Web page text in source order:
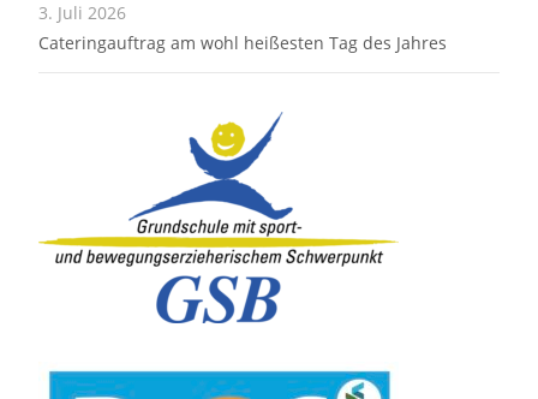
3. Juli 2026
Cateringauftrag am wohl heißesten Tag des Jahres